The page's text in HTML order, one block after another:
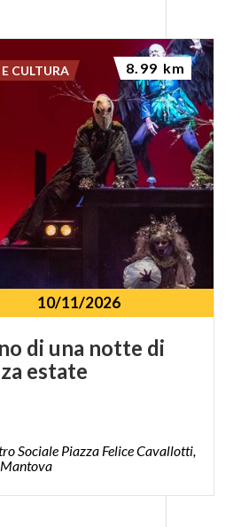
10/11/2026
di una notte di
estate
Sociale Piazza Felice Cavallotti,
CULTURA 8.99 km